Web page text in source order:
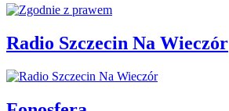
Radio Szczecin Na Wieczór